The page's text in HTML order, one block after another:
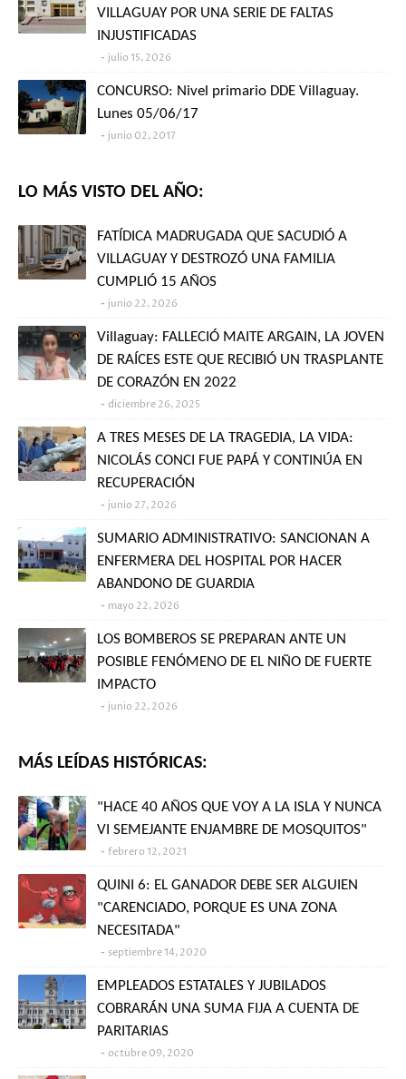
VILLAGUAY POR UNA SERIE DE FALTAS
INJUSTIFICADAS
julio 15, 2026
CONCURSO: Nivel primario DDE Villaguay.
Lunes 05/06/17
junio 02, 2017
LO MÁS VISTO DEL AÑO:
FATÍDICA MADRUGADA QUE SACUDIÓ A
VILLAGUAY Y DESTROZÓ UNA FAMILIA
CUMPLIÓ 15 AÑOS
junio 22, 2026
Villaguay: FALLECIÓ MAITE ARGAIN, LA JOVEN
DE RAÍCES ESTE QUE RECIBIÓ UN TRASPLANTE
DE CORAZÓN EN 2022
diciembre 26, 2025
A TRES MESES DE LA TRAGEDIA, LA VIDA:
NICOLÁS CONCI FUE PAPÁ Y CONTINÚA EN
RECUPERACIÓN
junio 27, 2026
SUMARIO ADMINISTRATIVO: SANCIONAN A
ENFERMERA DEL HOSPITAL POR HACER
ABANDONO DE GUARDIA
mayo 22, 2026
LOS BOMBEROS SE PREPARAN ANTE UN
POSIBLE FENÓMENO DE EL NIÑO DE FUERTE
IMPACTO
junio 22, 2026
MÁS LEÍDAS HISTÓRICAS:
"HACE 40 AÑOS QUE VOY A LA ISLA Y NUNCA
VI SEMEJANTE ENJAMBRE DE MOSQUITOS"
febrero 12, 2021
QUINI 6: EL GANADOR DEBE SER ALGUIEN
"CARENCIADO, PORQUE ES UNA ZONA
NECESITADA"
septiembre 14, 2020
EMPLEADOS ESTATALES Y JUBILADOS
COBRARÁN UNA SUMA FIJA A CUENTA DE
PARITARIAS
octubre 09, 2020